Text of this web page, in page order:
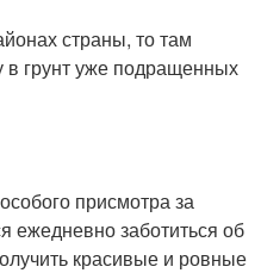
страны, то там
в грунт уже подращенных
присмотра за
ежедневно заботиться об
красивые и ровные